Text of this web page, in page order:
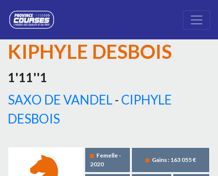
KIPHYLE DESBOIS
1'11''1
SAXO DE VANDEL- CIPHYLE
DESBOIS
Femelle -
2020
Gains : 163 055 €